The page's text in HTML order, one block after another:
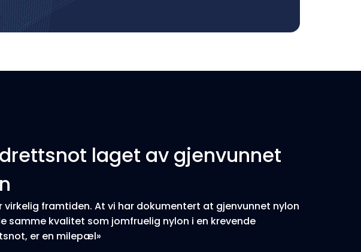
laget av gjenvunnet
virkelig framtiden. At vi har dokumentert at gjenvunnet nylon
samme kvalitet som jomfruelig nylon i en krevende
er en milepæl»